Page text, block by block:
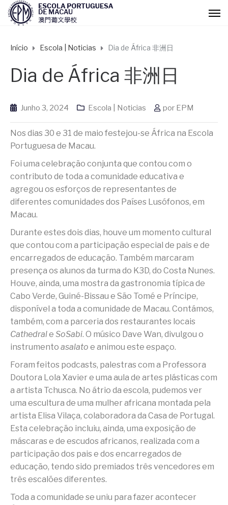
Início Escola | Noticias Dia de África 非洲日
Dia de África 非洲日
Junho 3, 2024 Escola | Noticias por EPM
Nos dias 30 e 31 de maio festejou-se África na Escola
Portuguesa de Macau.
Foi uma celebração conjunta que contou com o
contributo de toda a comunidade educativa e
agregou os esforços de representantes de
diferentes comunidades dos Países Lusófonos, em
Macau.
Durante estes dois dias, houve um momento cultural
que contou com a participação especial de pais e de
encarregados de educação. Também marcaram
presença os alunos da turma do K3D, do Costa Nunes.
Houve, ainda, uma mostra da gastronomia típica de
Cabo Verde, Guiné-Bissau e São Tomé e Príncipe,
disponível a toda a comunidade de Macau. Contámos,
também, com a parceria dos restaurantes locais
Cathedrale SoSabi. O músico Dave Wan, divulgou o
instrumento asalato e animou este espaço.
Foram feitos podcasts, palestras com a Professora
Doutora Lola Xavier e uma aula de artes plásticas com
a artista Tchusca. No átrio da escola, pudemos ver
uma escultura de uma mulher africana montada pela
artista Elisa Vilaça, colaboradora da Casa de Portugal.
Esta celebração incluiu, ainda, uma exposição de
máscaras e de escudos africanos, realizada com a
participação dos pais e dos encarregados de
educação, tendo sido premiados três vencedores em
três escalões diferentes.
Toda a comunidade se uniu para fazer acontecer